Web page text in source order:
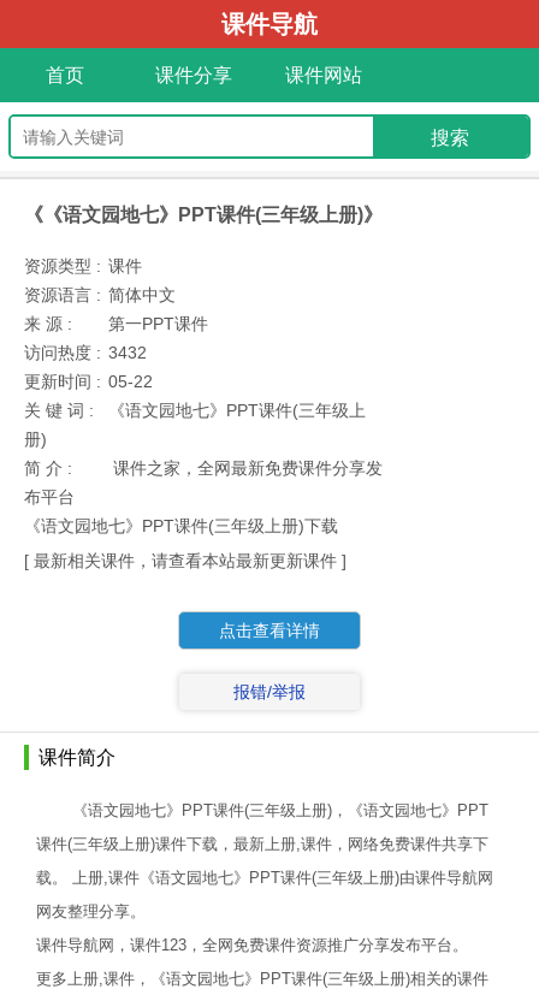
课件导航
首页 课件分享 课件网站
《《语文园地七》PPT课件(三年级上册)》
资源类型 : 课件
资源语言 : 简体中文
来 源 :
第一PPT课件
访问热度 : 3432
更新时间 : 05-22
关 键 词 :
《语文园地七》PPT课件(三年级上
册)
简 介 :
课件之家，全网最新免费课件分享发
布平台
《语文园地七》PPT课件(三年级上册)下载
[ 最新相关课件，请查看本站最新更新课件 ]
点击查看详情
报错/举报
课件简介
《语文园地七》PPT课件(三年级上册)，《语文园地七》PPT
课件(三年级上册)课件下载，最新上册,课件，网络免费课件共享下
载。 上册,课件《语文园地七》PPT课件(三年级上册)由课件导航网
网友整理分享。
课件导航网，课件123，全网免费课件资源推广分享发布平台。
更多上册,课件，《语文园地七》PPT课件(三年级上册)相关的课件